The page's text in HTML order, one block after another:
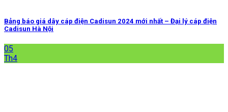
Bảng báo giá dây cáp điện Cadisun 2024 mới nhất – Đại lý cáp điện
Cadisun Hà Nội
05
Th4